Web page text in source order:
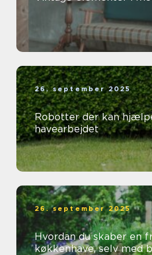
26. september 2025
Robotter der kan
havearbejdet
26. september 2025
Hvordan du skaber en
køkkenhave, selv med